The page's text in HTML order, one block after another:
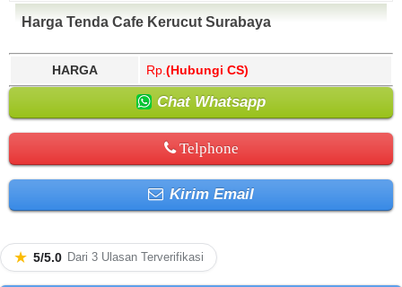
Harga Tenda Cafe Kerucut Surabaya
HARGA Rp. (Hubungi CS)
Chat Whatsapp
Telphone
Kirim Email
★ 5/5.0 Dari 3 Ulasan Terverifikasi